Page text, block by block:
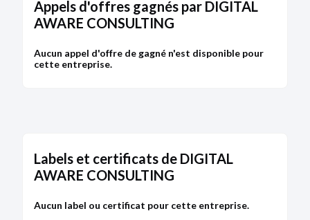
Appels d'offres gagnés par DIGITAL
AWARE CONSULTING
Aucun appel d'offre de gagné n'est disponible pour
cette entreprise.
Labels et certificats de DIGITAL
AWARE CONSULTING
Aucun label ou certificat pour cette entreprise.